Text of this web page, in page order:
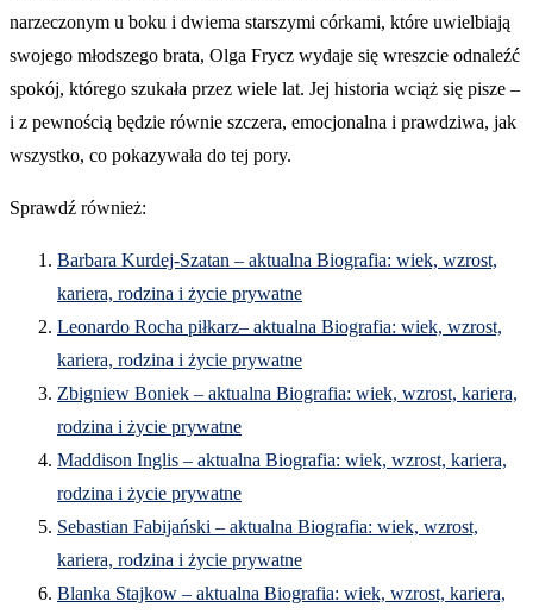
narzeczonym u boku i dwiema starszymi córkami, które uwielbiają
swojego młodszego brata, Olga Frycz wydaje się wreszcie odnaleźć
spokój, którego szukała przez wiele lat. Jej historia wciąż się pisze –
i z pewnością będzie równie szczera, emocjonalna i prawdziwa, jak
wszystko, co pokazywała do tej pory.
Sprawdź również:
Barbara Kurdej-Szatan – aktualna Biografia: wiek, wzrost,
kariera, rodzina i życie prywatne
Leonardo Rocha piłkarz– aktualna Biografia: wiek, wzrost,
kariera, rodzina i życie prywatne
Zbigniew Boniek – aktualna Biografia: wiek, wzrost, kariera,
rodzina i życie prywatne
Maddison Inglis – aktualna Biografia: wiek, wzrost, kariera,
rodzina i życie prywatne
Sebastian Fabijański – aktualna Biografia: wiek, wzrost,
kariera, rodzina i życie prywatne
Blanka Stajkow – aktualna Biografia: wiek, wzrost, kariera,